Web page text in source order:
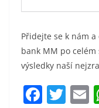
Přidejte se k nám
bank MM po
výsledky naší
F T E